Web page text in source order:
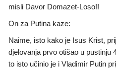
misli Davor Domazet-Loso!!
On za Putina kaze:
Naime, isto kako je Isus Krist,
djelovanja prvo otišao u pustinju
to isto učinio je i Vladimir Putin